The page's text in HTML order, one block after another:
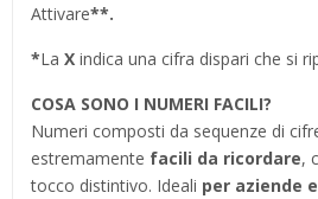
Attivare**.
*La X indica una cifra dispari che si
COSA SONO I NUMERI FACILI?
Numeri composti da sequenze di
estremamente facili da ricordare,
tocco distintivo. Ideali per aziende